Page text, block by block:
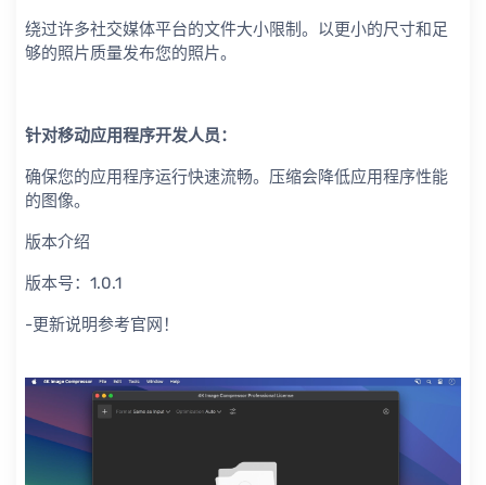
绕过许多社交媒体平台的文件大小限制。以更小的尺寸和足
够的照片质量发布您的照片。
针对移动应用程序开发人员：
确保您的应用程序运行快速流畅。压缩会降低应用程序性能
的图像。
版本介绍
版本号：1.0.1
-更新说明参考官网！